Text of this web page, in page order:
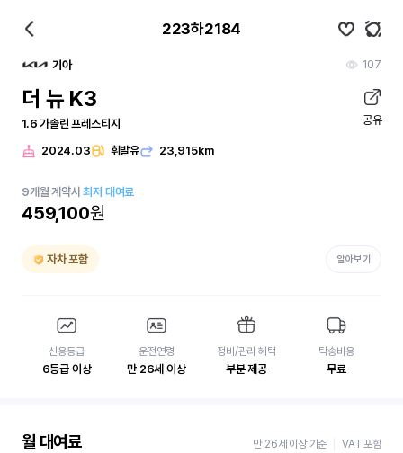
223하2184
기아 107
더 뉴 K3
1.6 가솔린 프레스티지 공유
2024.03 휘발유 23,915km
9개월 계약시최저 대여료
459,100원
자차 포함 알아보기
신용등급
6등급 이상
운전연령
만 26세 이상
정비/관리 혜택
부분 제공
탁송비용
무료
월 대여료 만 26세 이상 기준 VAT 포함